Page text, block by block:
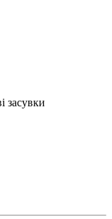
засувки